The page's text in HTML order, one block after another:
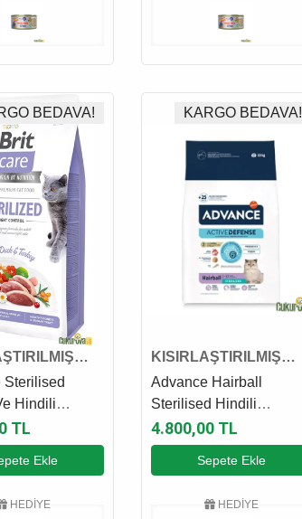
BEDAVA!
Sterilised
Hindili
Kedi
Kg
TL
Ekle
HEDİYE
KARGO BEDAVA!
KISIRLAŞTIRILMIŞ
KEDİ MAMASI
Advance Hairball
Sterilised Hindili
Kısırlaştırılmış Kedi
Maması 10 Kg
4.800,00 TL
Sepete Ekle
HEDİYE